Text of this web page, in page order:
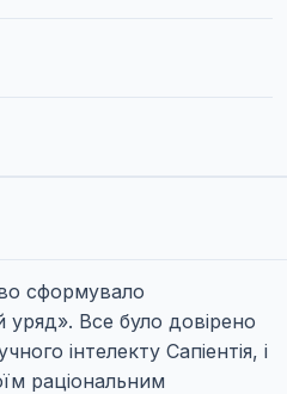
сформувало
уряд». Все було довірено
інтелекту Сапіентія, і
раціональним